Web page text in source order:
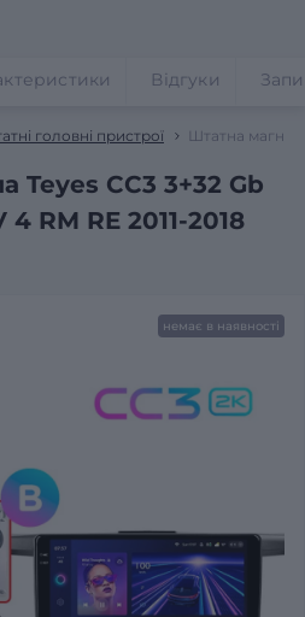
головні пристрої Штатна
Teyes CC3 3+32 Gb
RM RE 2011-2018
Відгуки
немає в наявності